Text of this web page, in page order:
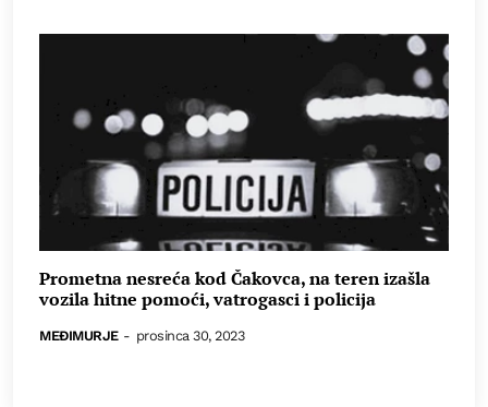
Prometna nesreća kod Čakovca, na teren izašla
vozila hitne pomoći, vatrogasci i policija
MEĐIMURJE - prosinca 30, 2023